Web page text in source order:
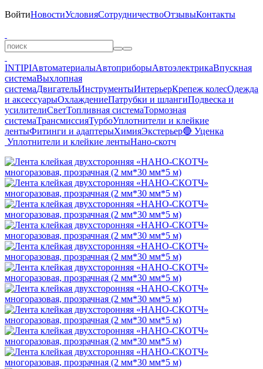
ВойтиНовостиУсловияСотрудничествоОтзывыКонтакты
INTIPIАвтоматериалыАвтоприборыАвтоэлектрикаВпускная
системаВыхлопная
системаДвигательИнструментыИнтерьерКрепеж колесОдежда
и аксессуарыОхлаждениеПатрубки и шлангиПодвеска и
усилителиСветТопливная системаТормозная
системаТрансмиссияТурбоУплотнители и клейкие
лентыФитинги и адаптерыХимияЭкстерьер🔴 Уценка
Уплотнители и клейкие лентыНано-скотч